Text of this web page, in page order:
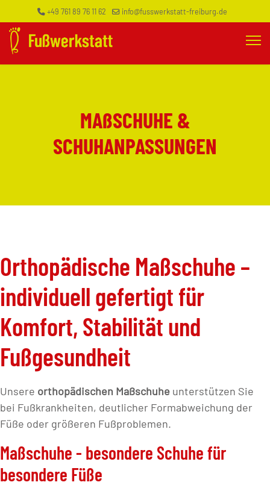
+49 761 89 76 11 62 info@fusswerkstatt-freiburg.de
MAßSCHUHE &
SCHUHANPASSUNGEN
Orthopädische Maßschuhe –
individuell gefertigt für
Komfort, Stabilität und
Fußgesundheit
Unsere orthopädischen Maßschuhe unterstützen Sie
bei Fußkrankheiten, deutlicher Formabweichung der
Füße oder größeren Fußproblemen.
Maßschuhe - besondere Schuhe für
besondere Füße